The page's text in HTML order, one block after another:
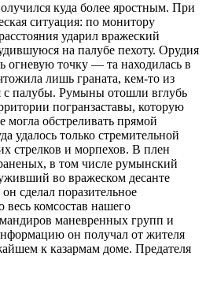
куда более яростным. При
ситуация: по монитору
ударил вражеский
на палубе пехоту. Орудия
огневую точку — та находилась в
лишь граната, кем-то из
с палубы. Румыны отошли вглубь
погранзаставы, которую
могла обстреливать прямой
удалось только стремительной
стрелков и морпехов. В плен
в том числе румынский
во вражеском десанте
сделал поразительное
комсостав нашего
маневренных групп и
он получал от жителя
к казармам доме. Предателя